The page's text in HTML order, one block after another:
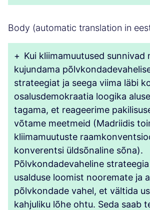
Body (automatic translation in
+ Kui kliimamuutused sunnivad
kujundama
strateegiat ja seega viima läbi
osalusdemokraatia loogika
tagama, et reageerime
võtame meetmeid (Madriidis
kliimamuutuste
konverentsi üldsõnaline sõna).
Põlvkondadevaheline
usalduse loomist nooremate ja
põlvkondade vahel, et vältida
kahjuliku lõhe ohtu. Seda saab